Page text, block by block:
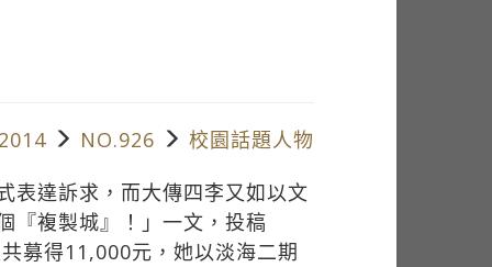
NO.926
校園話題人物
表達訴求，而大傳四李又如以文
『複製城』！」一文，投稿
募得11,000元，她以淡海二期